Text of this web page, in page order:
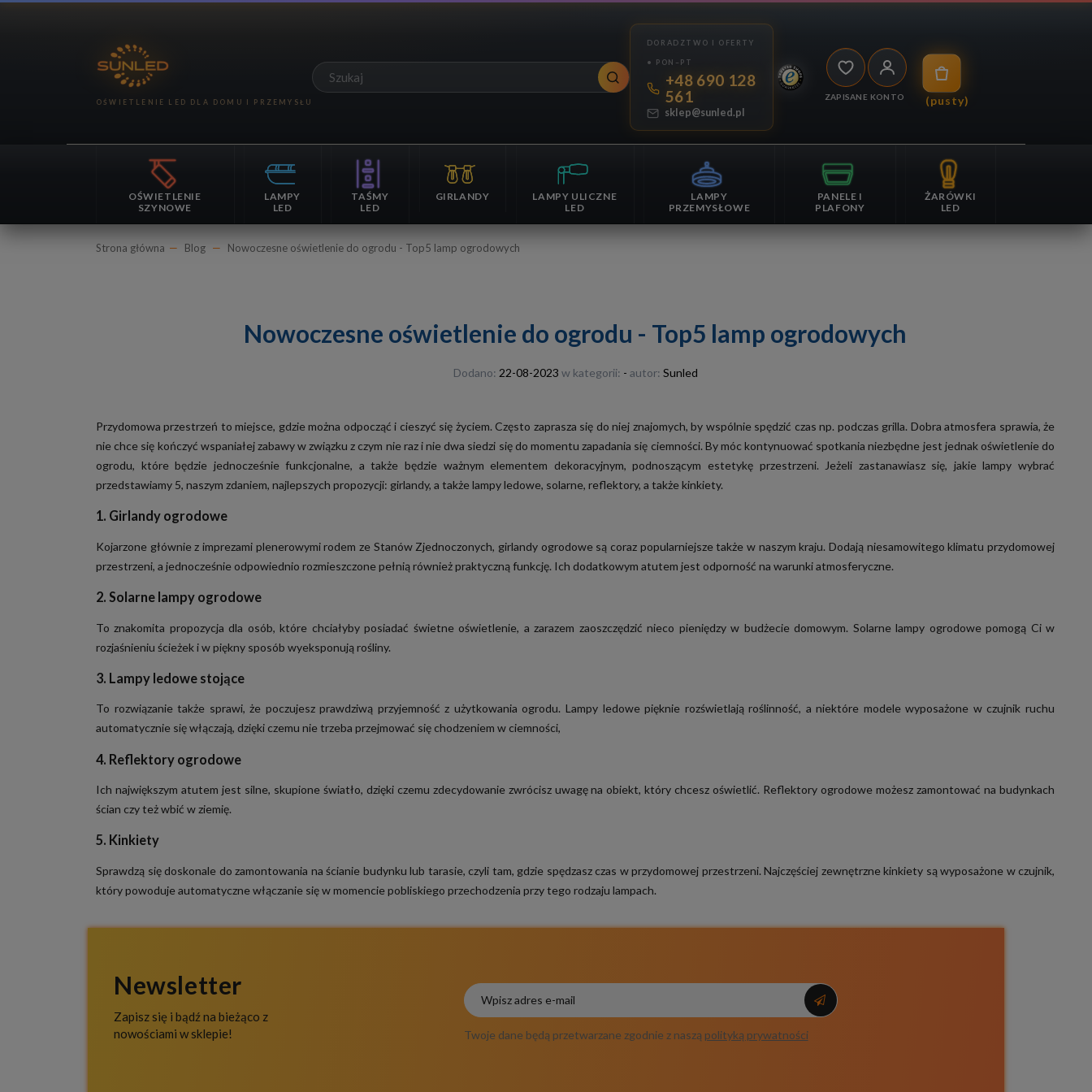
ZAPISANE KONTO (pusty)
sklep@sunled.pl
+48 690 128
561
OŚWIETLENIE
SZYNOWE
LAMPY
LED
TAŚMY
LED
GIRLANDY
LAMPY ULICZNE
LED
LAMPY
PRZEMYSŁOWE
PANELE I
PLAFONY
ŻARÓWKI
LED
Strona główna Blog Nowoczesne oświetlenie do ogrodu - Top5 lamp ogrodowych
Nowoczesne oświetlenie do ogrodu - Top5 lamp ogrodowych
Dodano: 22-08-2023 w kategorii: - autor: Sunled
Przydomowa przestrzeń to miejsce, gdzie można odpocząć i cieszyć się życiem. Często zaprasza się do niej znajomych, by wspólnie spędzić czas np. podczas grilla. Dobra atmosfera sprawia, że
nie chce się kończyć wspaniałej zabawy w związku z czym nie raz i nie dwa siedzi się do momentu zapadania się ciemności. By móc kontynuować spotkania niezbędne jest jednak oświetlenie do
ogrodu, które będzie jednocześnie funkcjonalne, a także będzie ważnym elementem dekoracyjnym, podnoszącym estetykę przestrzeni. Jeżeli zastanawiasz się, jakie lampy wybrać
przedstawiamy 5, naszym zdaniem, najlepszych propozycji: girlandy, a także lampy ledowe, solarne, reflektory, a także kinkiety.
1. Girlandy ogrodowe
Kojarzone głównie z imprezami plenerowymi rodem ze Stanów Zjednoczonych, girlandy ogrodowesą coraz popularniejsze także w naszym kraju. Dodają niesamowitego klimatu przydomowej
przestrzeni, a jednocześnie odpowiednio rozmieszczone pełnią również praktyczną funkcję. Ich dodatkowym atutem jest odporność na warunki atmosferyczne.
2. Solarne lampy ogrodowe
To znakomita propozycja dla osób, które chciałyby posiadać świetne oświetlenie, a zarazem zaoszczędzić nieco pieniędzy w budżecie domowym. Solarne lampy ogrodowepomogą Ci w
rozjaśnieniu ścieżek i w piękny sposób wyeksponują rośliny.
3. Lampy ledowe stojące
To rozwiązanie także sprawi, że poczujesz prawdziwą przyjemność z użytkowania ogrodu. Lampy ledowepięknie rozświetlają roślinność, a niektóre modele wyposażone w czujnik ruchu
automatycznie się włączają, dzięki czemu nie trzeba przejmować się chodzeniem w ciemności,
4. Reflektory ogrodowe
Ich największym atutem jest silne, skupione światło, dzięki czemu zdecydowanie zwrócisz uwagę na obiekt, który chcesz oświetlić. Reflektory ogrodowe możesz zamontować na budynkach
ścian czy też wbić w ziemię.
5. Kinkiety
Sprawdzą się doskonale do zamontowania na ścianie budynku lub tarasie, czyli tam, gdzie spędzasz czas w przydomowej przestrzeni. Najczęściej zewnętrzne kinkiety są wyposażone w czujnik,
który powoduje automatyczne włączanie się w momencie pobliskiego przechodzenia przy tego rodzaju lampach.
Newsletter
Zapisz się i bądź na bieżąco z
nowościami w sklepie!
Twoje dane będą przetwarzane zgodnie z naszą polityką prywatności